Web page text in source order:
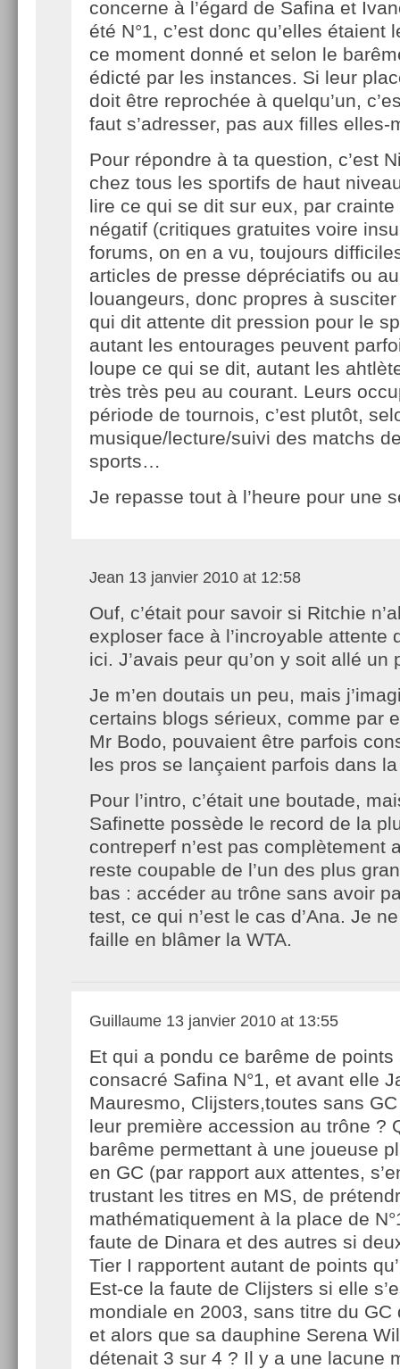
concerne à l’égard de Safina et
été N°1, c’est donc qu’elles étaient
ce moment donné et selon le
édicté par les instances. Si leur
doit être reprochée à quelqu’un,
faut s’adresser, pas aux filles
Pour répondre à ta question, c’est
chez tous les sportifs de haut
lire ce qui se dit sur eux, par crainte
négatif (critiques gratuites voire
forums, on en a vu, toujours
articles de presse dépréciatifs ou
louangeurs, donc propres à susciter
qui dit attente dit pression pour le
autant les entourages peuvent
loupe ce qui se dit, autant les
très très peu au courant. Leurs
période de tournois, c’est plutôt,
musique/lecture/suivi des matchs
sports…
Je repasse tout à l’heure pour une
Jean 13 janvier 2010 at 12:58
Ouf, c’était pour savoir si Ritchie
exploser face à l’incroyable attente
ici. J’avais peur qu’on y soit allé un
Je m’en doutais un peu, mais
certains blogs sérieux, comme par
Mr Bodo, pouvaient être parfois
les pros se lançaient parfois dans
Pour l’intro, c’était une boutade,
Safinette possède le record de la
contreperf n’est pas complètement
reste coupable de l’un des plus
bas : accéder au trône sans avoir
test, ce qui n’est le cas d’Ana. Je
faille en blâmer la WTA.
Guillaume 13 janvier 2010 at 13:55
Et qui a pondu ce barême de points
consacré Safina N°1, et avant elle
Mauresmo, Clijsters,toutes sans
leur première accession au trône ?
barême permettant à une joueuse
en GC (par rapport aux attentes,
trustant les titres en MS, de
mathématiquement à la place de
faute de Dinara et des autres si
Tier I rapportent autant de points
Est-ce la faute de Clijsters si elle
mondiale en 2003, sans titre du GC
et alors que sa dauphine Serena
détenait 3 sur 4 ? Il y a une lacune